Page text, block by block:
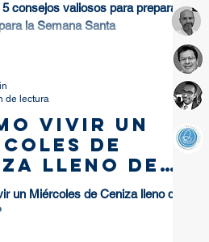
consejos valiosos para prepararte
la Semana Santa
vivir un
de
lleno de
amor?
un Miércoles de Ceniza lleno de
de lectura